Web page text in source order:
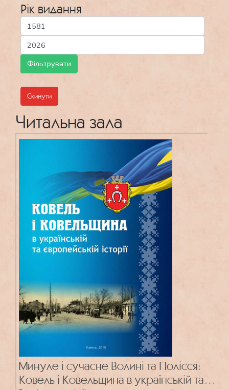
Рік видання
Скинути
Читальна зала
Минуле і сучасне Волині та Полісся:
Ковель і Ковельщина в українській та